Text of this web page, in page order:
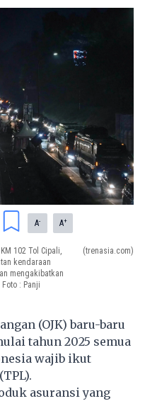
A- A+
102 Tol Cipali,
kendaraan
mengakibatkan
: Panji
(trenasia.com)
(OJK) baru-baru
tahun 2025 semua
wajib ikut
asuransi yang